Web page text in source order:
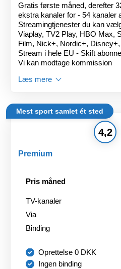
Gratis første måned, derefter
ekstra kanaler for - 54 kanaler
Streamingtjenester du kan
Viaplay, TV2 Play, HBO Max,
Film, Nick+, Nordic+,
Stream i hele EU - Skift
Vi kan modtage kommission
Læs mere
Mest sport samlet ét sted
Premium
4,2
Pris måned
TV-kanaler
Via
Binding
Oprettelse 0 DKK
Ingen binding